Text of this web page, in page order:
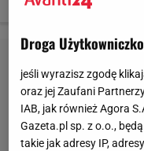
Droga
jeśli wyrazisz zgodę
oraz jej Zaufani
IAB, jak również Agora
Gazeta.pl sp. z o.o.,
takie jak adresy IP,